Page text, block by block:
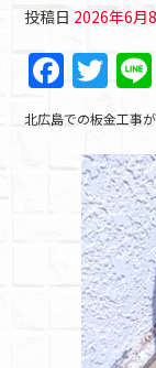
投稿日 2026年6月
F
a
c
e
b
o
o
k
T
w
itt
er
北広島での板金工事